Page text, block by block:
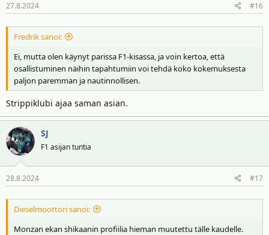
27.8.2024 #16
Fredrik sanoi:
Ei, mutta olen käynyt parissa F1-kisassa, ja voin kertoa, että
osallistuminen näihin tapahtumiin voi tehdä koko kokemuksesta
paljon paremman ja nautinnollisen.
Strippiklubi ajaa saman asian.
SJ
F1 asijan tuntia
28.8.2024 #17
Dieselmoottori sanoi:
Monzan ekan shikaanin profiilia hieman muutettu tälle kaudelle.